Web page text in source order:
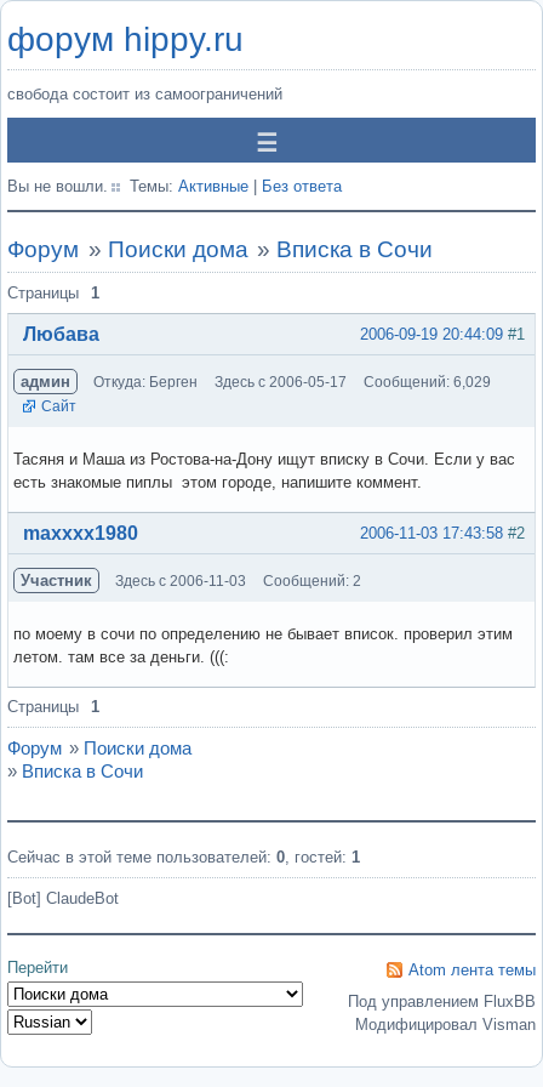
форум hippy.ru
свобода состоит из самоограничений
Вы не вошли. Темы: Активные Без ответа
Форум » Поиски дома » Вписка в Сочи
Страницы 1
#1
2006-09-19 20:44:09
Любава
админ Откуда: Берген Здесь с 2006-05-17
Сообщений: 6,029
Сайт
Тасяня и Маша из Ростова-на-Дону ищут вписку в Сочи. Если у вас
есть знакомые пиплы этом городе, напишите коммент.
Вне форума #2
2006-11-03 17:43:58
maxxxx1980
Участник Здесь с 2006-11-03 Сообщений: 2
по моему в сочи по определению не бывает вписок. проверил этим
летом. там все за деньги. (((:
Вне форума
Страницы 1
Форум » Поиски дома
» Вписка в Сочи
Сейчас в этой теме пользователей: 0 , гостей: 1
[Bot] ClaudeBot
Перейти
Atom лента темы
Под управлением FluxBB
Модифицировал Visman